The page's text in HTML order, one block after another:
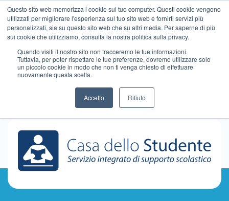
Questo sito web memorizza i cookie sul tuo computer. Questi cookie vengono
utilizzati per migliorare l'esperienza sul tuo sito web e fornirti servizi più
personalizzati, sia su questo sito web che su altri media. Per saperne di più
sui cookie che utilizziamo, consulta la nostra politica sulla privacy.
Quando visiti il ​​nostro sito non tracceremo le tue informazioni.
Tuttavia, per poter rispettare le tue preferenze, dovremo utilizzare solo
un piccolo cookie in modo che non ti venga chiesto di effettuare
nuovamente questa scelta.
Accetto Rifiuto